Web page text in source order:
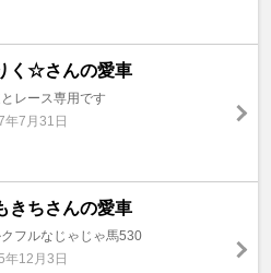
く☆さんの愛車
レース専用です
年7月31日
きちさんの愛車
クフルなじゃじゃ馬530
年12月3日